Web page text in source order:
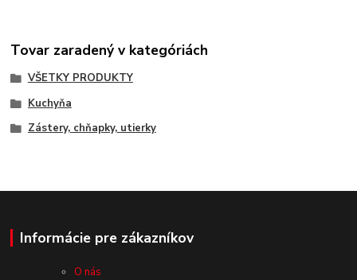
Tovar zaradený v kategóriách
VŠETKY PRODUKTY
Kuchyňa
Zástery, chňapky, utierky
Informácie pre zákazníkov
O nás